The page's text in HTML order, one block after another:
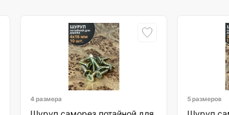
4 размера 5 размеров